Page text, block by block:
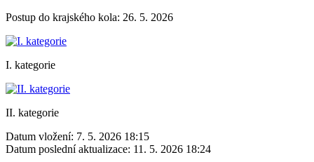
Postup do krajského kola: 26. 5. 2026
I. kategorie
II. kategorie
Datum vložení: 7. 5. 2026 18:15
Datum poslední aktualizace: 11. 5. 2026 18:24